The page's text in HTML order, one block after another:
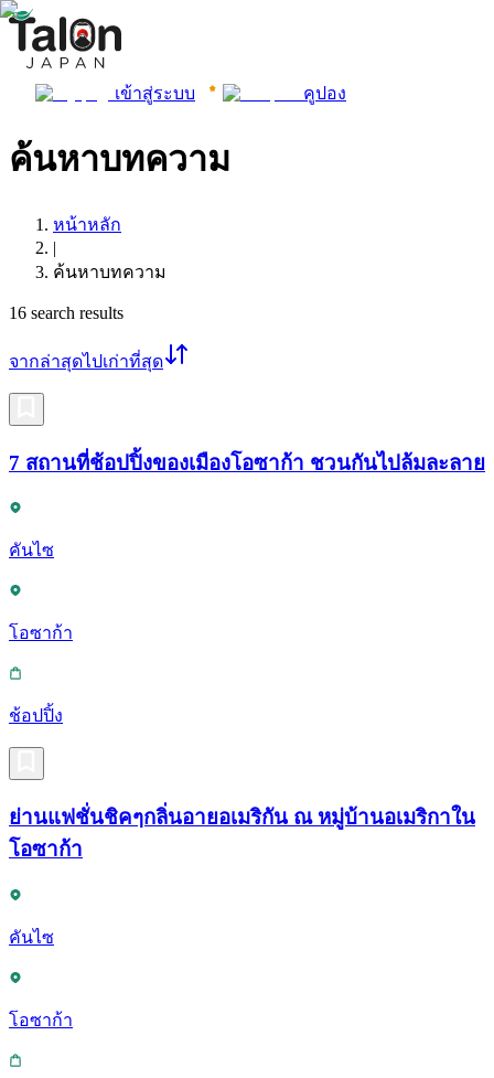
เข้าสู่ระบบ คูปอง
ค้นหาบทความ
หน้าหลัก
|
ค้นหาบทความ
16 search results
จากล่าสุดไปเก่าที่สุด
7 สถานที่ช้อปปิ้งของเมืองโอซาก้า ชวนกันไปล้มละลาย
คันไซ
โอซาก้า
ช้อปปิ้ง
ย่านแฟชั่นชิคๆกลิ่นอายอเมริกัน ณ หมู่บ้านอเมริกาใน
โอซาก้า
คันไซ
โอซาก้า